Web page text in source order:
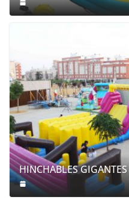
HINCHABLES GIGANTES